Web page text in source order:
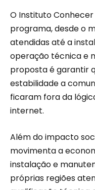
O Instituto
programa, desde o
atendidas até a
operação técnica e
proposta é garantir
estabilidade a
ficaram fora da
internet.
Além do impacto
movimenta a
instalação e
próprias regiões